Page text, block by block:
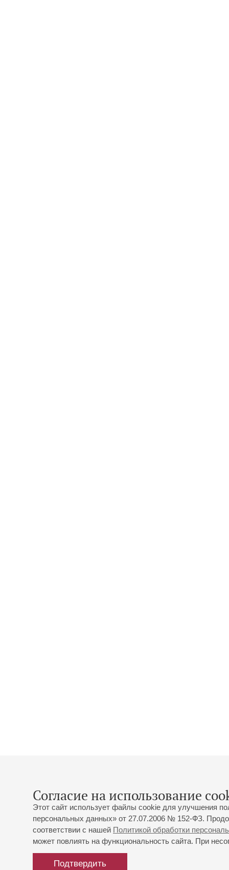
Согласие на использование
Этот сайт использует файлы cookie для улучшения
персональных данных» от 27.07.2006 № 152-ФЗ.
соответствии с нашей Политикой обработки
может повлиять на функциональность сайта. При
Подтвердить